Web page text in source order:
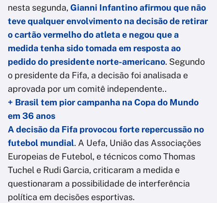
nesta segunda, Gianni Infantino afirmou que não
teve qualquer envolvimento na decisão de retirar
o cartão vermelho do atleta e negou que a
medida tenha sido tomada em resposta ao
pedido do presidente norte-americano. Segundo
o presidente da Fifa, a decisão foi analisada e
aprovada por um comitê independente..
+ Brasil tem pior campanha na Copa do Mundo
em 36 anos
A decisão da Fifa provocou forte repercussão no
futebol mundial. A Uefa, União das Associações
Europeias de Futebol, e técnicos como Thomas
Tuchel e Rudi Garcia, criticaram a medida e
questionaram a possibilidade de interferência
política em decisões esportivas.